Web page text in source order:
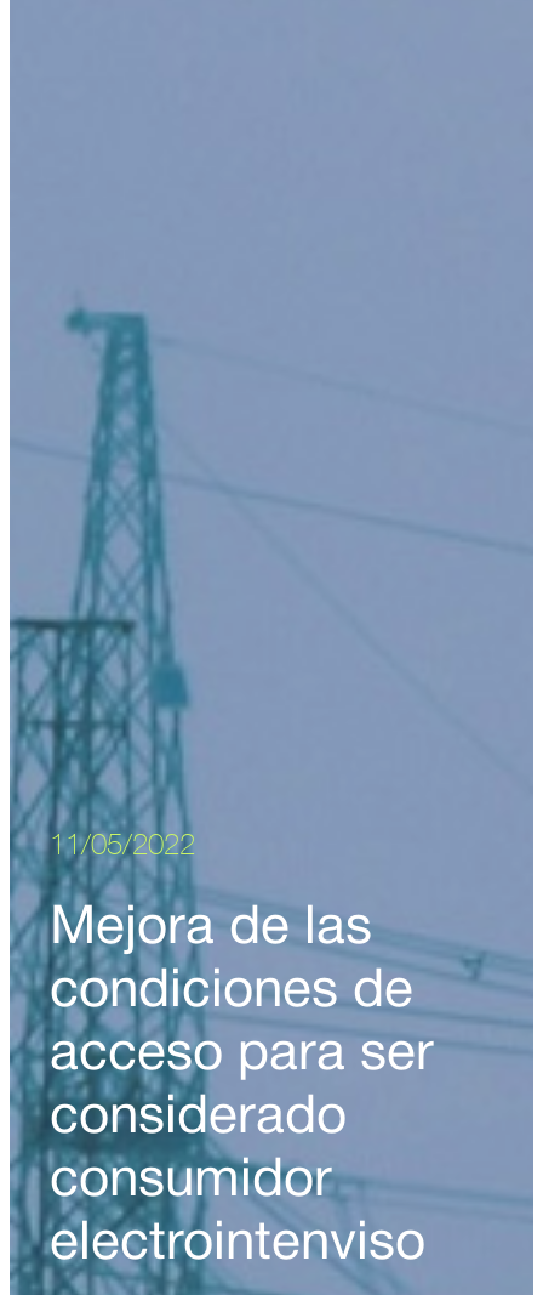
11/05/2022
Mejora de las
condiciones de
acceso para ser
considerado
consumidor
electrointenviso